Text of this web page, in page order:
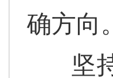
确方向。
坚